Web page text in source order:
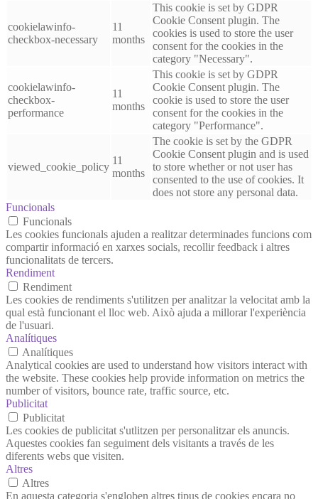
cookielawinfo-
checkbox-necessary
11
months
This cookie is set by GDPR
Cookie Consent plugin. The
cookies is used to store the user
consent for the cookies in the
category "Necessary".
cookielawinfo-
checkbox-
performance
11
months
This cookie is set by GDPR
Cookie Consent plugin. The
cookie is used to store the user
consent for the cookies in the
category "Performance".
viewed_cookie_policy
11
months
The cookie is set by the GDPR
Cookie Consent plugin and is used
to store whether or not user has
consented to the use of cookies. It
does not store any personal data.
Funcionals
Funcionals
Les cookies funcionals ajuden a realitzar determinades funcions com
compartir informació en xarxes socials, recollir feedback i altres
funcionalitats de tercers.
Rendiment
Rendiment
Les cookies de rendiments s'utilitzen per analitzar la velocitat amb la
qual està funcionant el lloc web. Això ajuda a millorar l'experiència
de l'usuari.
Analítiques
Analítiques
Analytical cookies are used to understand how visitors interact with
the website. These cookies help provide information on metrics the
number of visitors, bounce rate, traffic source, etc.
Publicitat
Publicitat
Les cookies de publicitat s'utlitzen per personalitzar els anuncis.
Aquestes cookies fan seguiment dels visitants a través de les
diferents webs que visiten.
Altres
Altres
En aquesta categoria s'engloben altres tipus de cookies encara no